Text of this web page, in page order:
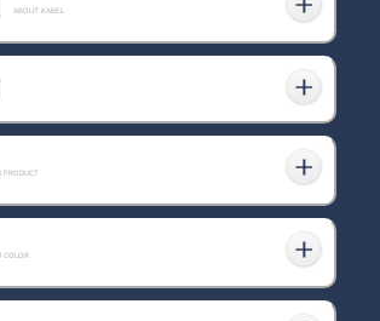
襄阳市艺术涂料厂家如何选择？
甄选逻辑与价值锚点
ABOUT KABEL
PRODUCT
COLOR